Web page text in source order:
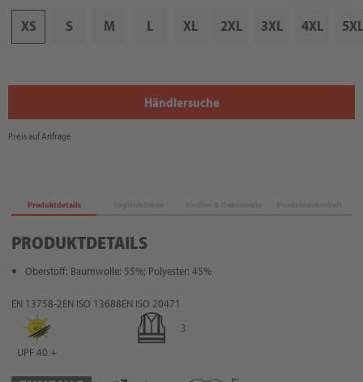
XS S M L XL 2XL 3XL 4XL 5XL
Händlersuche
Preis auf Anfrage
Produktdetails
PRODUKTDETAILS
Oberstoff: Baumwolle: 55%; Polyester: 45%
EN 13758-2
UPF 40 +
EN ISO 13688EN ISO 20471
3